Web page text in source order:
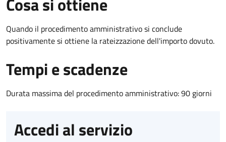
Quando il procedimento amministrativo si conclude
positivamente si ottiene la rateizzazione dell'importo dovuto.
Tempi e scadenze
Durata massima del procedimento amministrativo: 90 giorni
Accedi al servizio